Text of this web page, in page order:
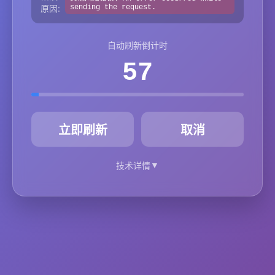
原因:
sending the request.
自动刷新倒计时
57
立即刷新 取消
技术详情▼